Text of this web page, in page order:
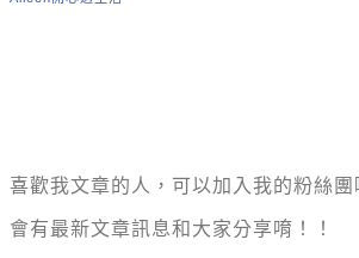
喜歡我文章的人，可以加入我的粉絲團
會有最新文章訊息和大家分享唷！！